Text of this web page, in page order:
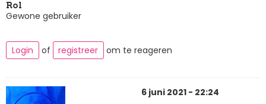
Rol
Gewone gebruiker
Login of registreer om te reageren
6 juni 2021 - 22:24